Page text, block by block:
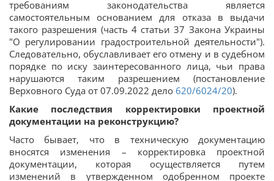
требованиям законодательства является
самостоятельным основанием для отказа в выдачи
такого разрешения (часть 4 статьи 37 Закона Украины
"О регулировании градостроительной деятельности").
Следовательно, обуславливает его отмену и в судебном
порядке по иску заинтересованного лица, чьи права
нарушаются таким разрешением (постановление
Верховного Суда от 07.09.2022 дело 620/6024/20).
Какие последствия корректировки проектной
документации на реконструкцию?
Часто бывает, что в техническую документацию
вносятся изменения – корректировка проектной
документации, которая осуществляется путем
изменений в утвержденном одобренном проекте